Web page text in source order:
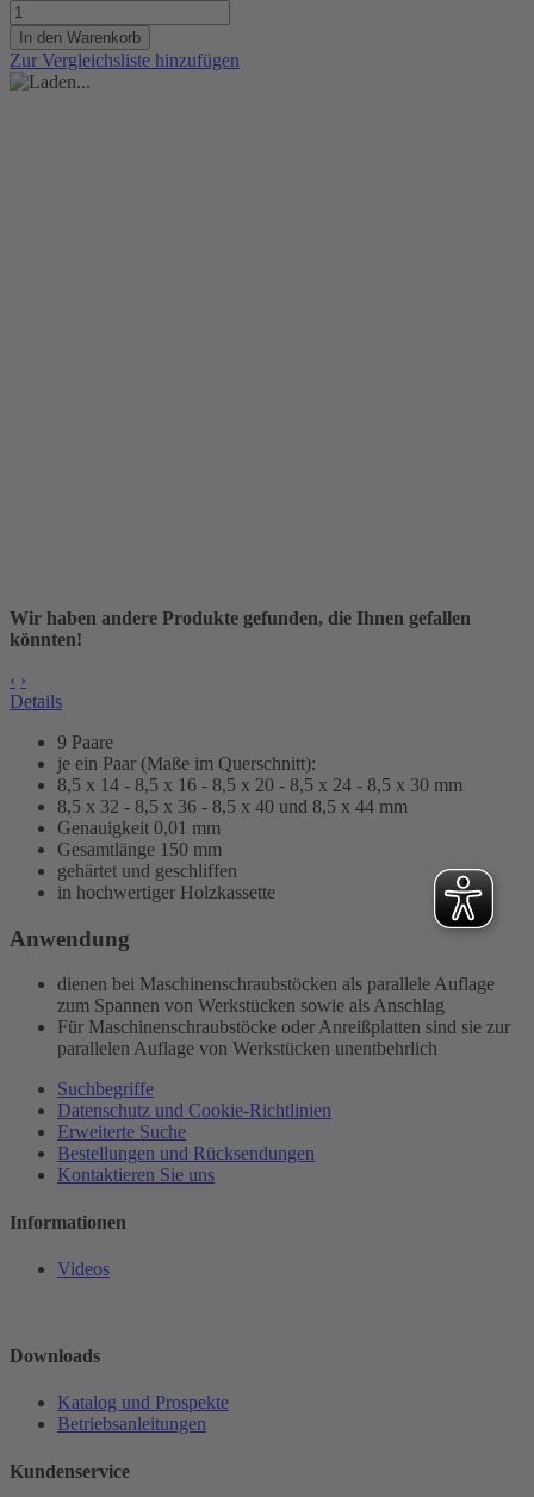
In den Warenkorb
Zur Vergleichsliste hinzufügen
Wir haben andere Produkte gefunden, die Ihnen gefallen
könnten!
‹ ›
Details
9 Paare
je ein Paar (Maße im Querschnitt):
8,5 x 14 - 8,5 x 16 - 8,5 x 20 - 8,5 x 24 - 8,5 x 30 mm
8,5 x 32 - 8,5 x 36 - 8,5 x 40 und 8,5 x 44 mm
Genauigkeit 0,01 mm
Gesamtlänge 150 mm
gehärtet und geschliffen
in hochwertiger Holzkassette
Anwendung
dienen bei Maschinenschraubstöcken als parallele Auflage
zum Spannen von Werkstücken sowie als Anschlag
Für Maschinenschraubstöcke oder Anreißplatten sind sie zur
parallelen Auflage von Werkstücken unentbehrlich
Suchbegriffe
Datenschutz und Cookie-Richtlinien
Erweiterte Suche
Bestellungen und Rücksendungen
Kontaktieren Sie uns
Informationen
Videos
Downloads
Katalog und Prospekte
Betriebsanleitungen
Kundenservice